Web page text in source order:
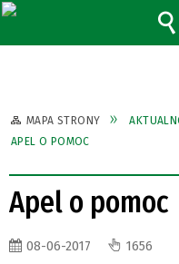
MAPA STRONY
APEL O POMOC
Apel o pomoc
08-06-2017 1656